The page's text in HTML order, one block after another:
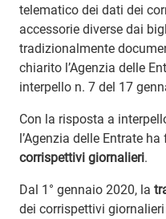
telematico dei dati dei
accessorie diverse dai
tradizionalmente
chiarito l’Agenzia delle
interpello n. 7 del 17
Con la risposta a
l’Agenzia delle Entrate
corrispettivi giornalieri.
Dal 1° gennaio 2020, la
dei corrispettivi giornalieri